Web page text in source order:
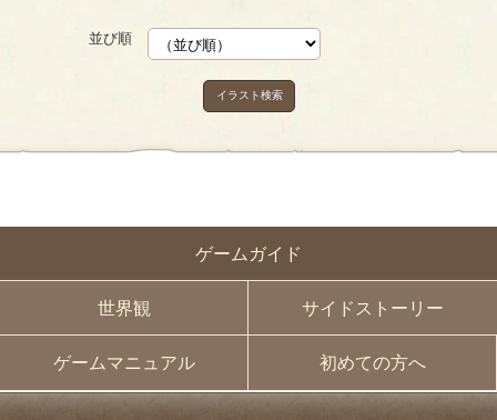
ゲームガイド
世界観 サイドストーリー
ゲームマニュアル 初めての方へ
並び順
イラスト検索